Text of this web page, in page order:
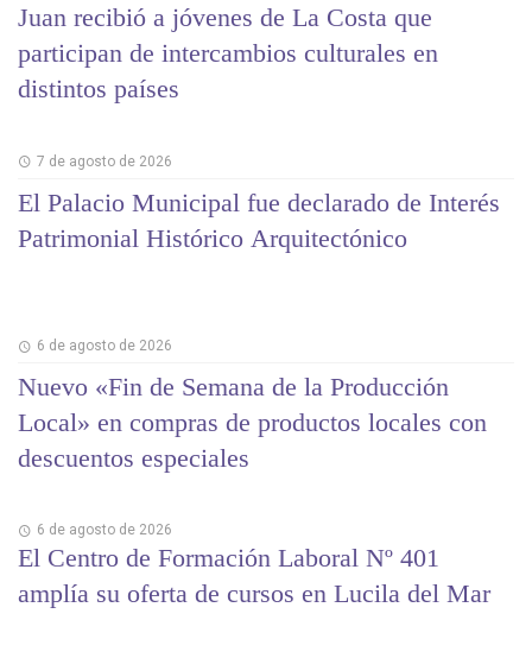
Juan recibió a jóvenes de La Costa que
participan de intercambios culturales en
distintos países
7 de agosto de 2026
El Palacio Municipal fue declarado de Interés
Patrimonial Histórico Arquitectónico
6 de agosto de 2026
Nuevo «Fin de Semana de la Producción
Local» en compras de productos locales con
descuentos especiales
6 de agosto de 2026
El Centro de Formación Laboral Nº 401
amplía su oferta de cursos en Lucila del Mar